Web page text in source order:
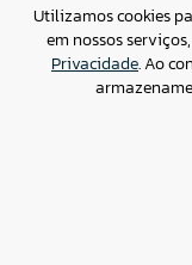
Assessoria de
Utilizamos cookies
em nossos
Privacidade. Ao